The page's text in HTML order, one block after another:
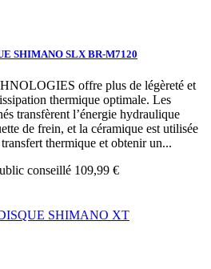
SHIMANO SLX BR-M7120
offre plus de légèreté et
thermique optimale. Les
transfèrent l’énergie hydraulique
de frein, et la céramique est utilisée
thermique et obtenir un...
conseillé 109,99 €